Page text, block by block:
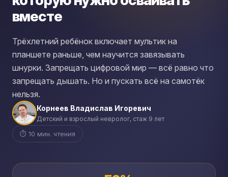
вместе
Трёхлетний ребёнок включает мультик на
планшете раньше, чем научится завязывать
шнурки. Запрещать цифровой мир — всё равно что
запрещать дышать. Но и пускать всё на самотёк
нельзя.
Корнеев Владислав Игоревич
Детский и взрослый невролог, стаж 9 лет
⏱ 10 мин. чтения